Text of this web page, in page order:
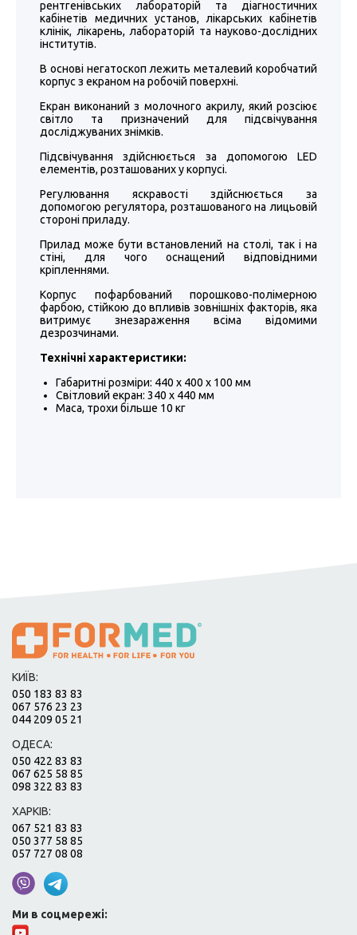
рентгенівських лабораторій та діагностичних
кабінетів медичних установ, лікарських кабінетів
клінік, лікарень, лабораторій та науково-дослідних
інститутів.
В основі негатоскоп лежить металевий коробчатий
корпус з екраном на робочій поверхні.
Екран виконаний з молочного акрилу, який розсіює
світло та призначений для підсвічування
досліджуваних знімків.
Підсвічування здійснюється за допомогою LED
елементів, розташованих у корпусі.
Регулювання яскравості здійснюється за
допомогою регулятора, розташованого на лицьовій
стороні приладу.
Прилад може бути встановлений на столі, так і на
стіні, для чого оснащений відповідними
кріпленнями.
Корпус пофарбований порошково-полімерною
фарбою, стійкою до впливів зовнішніх факторів, яка
витримує знезараження всіма відомими
дезрозчинами.
Технічні характеристики:
Габаритні розміри: 440 х 400 х 100 мм
Світловий екран: 340 х 440 мм
Маса, трохи більше 10 кг
КИЇВ:
050 183 83 83
067 576 23 23
044 209 05 21
ОДЕСА:
050 422 83 83
067 625 58 85
098 322 83 83
ХАРКІВ:
067 521 83 83
050 377 58 85
057 727 08 08
Ми в соцмережі: